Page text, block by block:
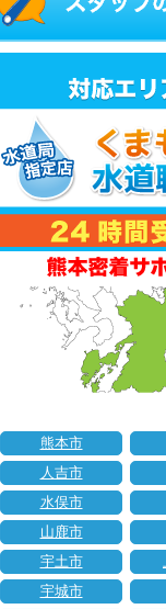
熊本市
人吉市
水俣市
山鹿市
宇土市
宇城市